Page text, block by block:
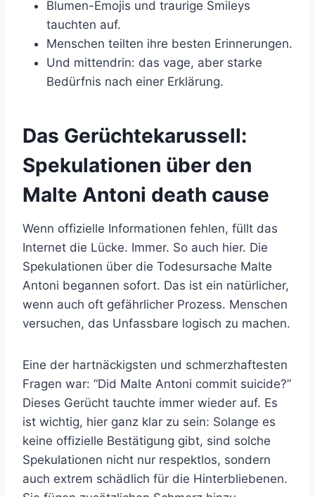
Blumen-Emojis und traurige Smileys
tauchten auf.
Menschen teilten ihre besten Erinnerungen.
Und mittendrin: das vage, aber starke
Bedürfnis nach einer Erklärung.
Das Gerüchtekarussell:
Spekulationen über den
Malte Antoni death cause
Wenn offizielle Informationen fehlen, füllt das
Internet die Lücke. Immer. So auch hier. Die
Spekulationen über die Todesursache Malte
Antoni begannen sofort. Das ist ein natürlicher,
wenn auch oft gefährlicher Prozess. Menschen
versuchen, das Unfassbare logisch zu machen.
Eine der hartnäckigsten und schmerzhaftesten
Fragen war: “Did Malte Antoni commit suicide?”
Dieses Gerücht tauchte immer wieder auf. Es
ist wichtig, hier ganz klar zu sein: Solange es
keine offizielle Bestätigung gibt, sind solche
Spekulationen nicht nur respektlos, sondern
auch extrem schädlich für die Hinterbliebenen.